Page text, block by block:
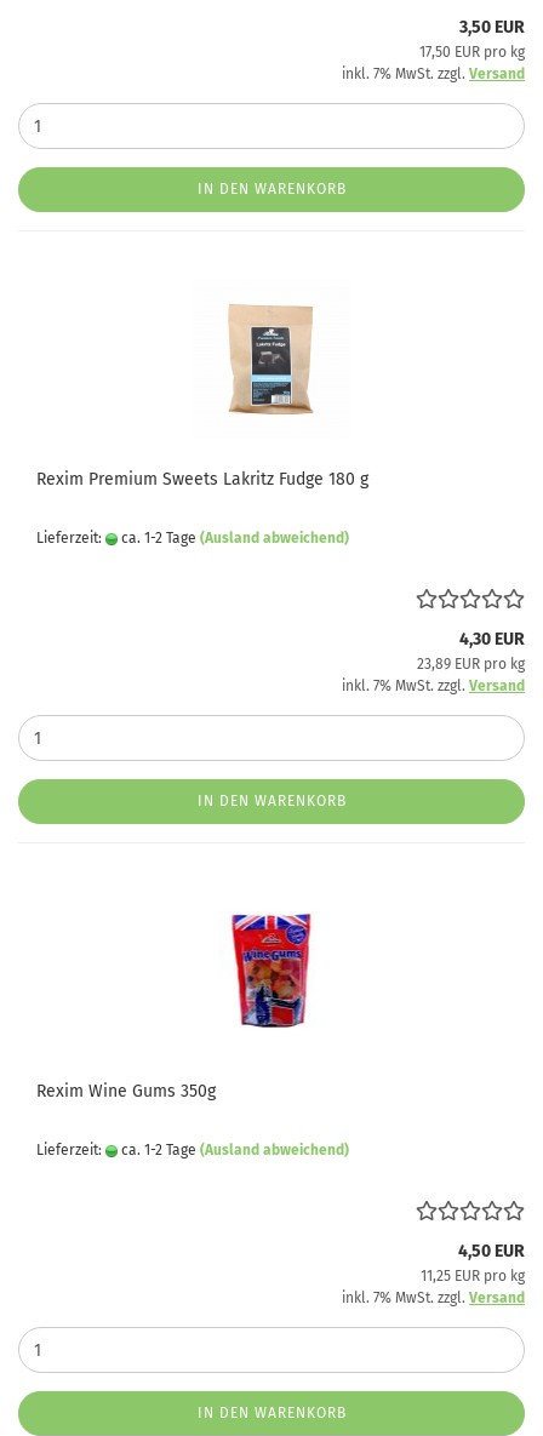
3,50 EUR
17,50 EUR pro kg
inkl. 7% MwSt. zzgl. Versand
IN DEN WARENKORB
Rexim Premium Sweets Lakritz Fudge 180 g
Lieferzeit: ca. 1-2 Tage (Ausland abweichend)
4,30 EUR
23,89 EUR pro kg
inkl. 7% MwSt. zzgl. Versand
IN DEN WARENKORB
Rexim Wine Gums 350g
Lieferzeit: ca. 1-2 Tage (Ausland abweichend)
4,50 EUR
11,25 EUR pro kg
inkl. 7% MwSt. zzgl. Versand
IN DEN WARENKORB